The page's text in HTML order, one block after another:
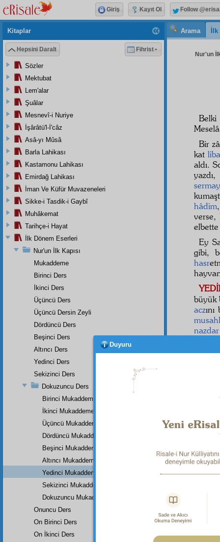
Arama
Nur'un
Bir
kat
aldı.
hâdim
verse,
Ey
gibi,
hasr
büyük
acz
nazdar
ki,
Kitaplar
Hepsini Daralt Fihrist
Sözler
Mektubat
Lem'alar
Şuâlar
Mesnevî-i Nuriye
İşârâtü'l-İ'câz
Asâ-yı Mûsâ
Barla Lahikası
Kastamonu Lahikası
Emirdağ Lahikası
İman Ve Küfür Muvazeneleri
Sikke-i Tasdik-i Gaybî
Muhâkemat
Tarihçe-i Hayat
İlk Dönem Eserleri
Nur'un İlk Kapısı
Mukaddeme
Birinci Ders
İkinci Ders
Üçüncü Ders
Üçüncü Dersin Zeyli
Dördüncü Ders
Beşinci Ders
Altıncı Ders
Yedinci Ders
Sekizinci Ders
Dokuzuncu Ders
Birinci Mukaddeme
İkinci Mukaddeme
Üçüncü Mukaddeme
Dördüncü Mukaddeme
Beşinci Mukaddeme
Altıncı Mukaddeme
Yedinci Mukaddeme
Sekizinci Mukaddeme
Dokuzuncu Mukaddeme
Onuncu Ders
On Birinci Ders
On İkinci Ders
Giriş Kayıt Ol Follow
Duyuru